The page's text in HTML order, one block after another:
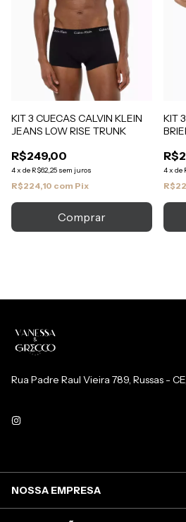
KIT 3 CUECAS CALVIN KLEIN
JEANS LOW RISE TRUNK
R$249,00
4x de R$62,25 sem juros
R$224,10 com Pix
Comprar
KIT
4x de
Rua Padre Raul Vieira 789, Russas -
NOSSA EMPRESA